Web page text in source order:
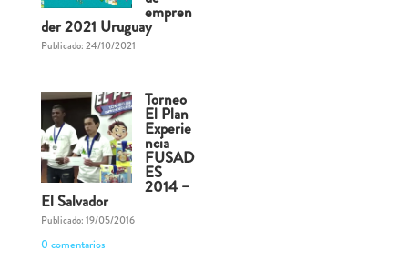
empren
der 2021 Uruguay
Publicado: 24/10/2021
Torneo
El Plan
Experie
ncia
FUSAD
ES
2014 –
El Salvador
Publicado: 19/05/2016
0 comentarios